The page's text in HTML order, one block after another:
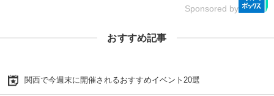
Sponsored by
おすすめ記事
関西で今週末に開催されるおすすめイベント20選